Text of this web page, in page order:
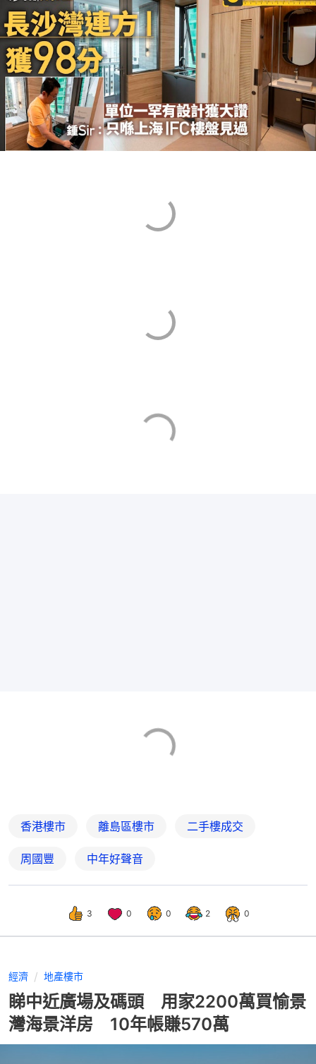
香港樓市 離島區樓市 二手樓成交
周國豐 中年好聲音
3 0 0 2 0
經濟 地產樓市
睇中近廣場及碼頭 用家2200萬買愉景
灣海景洋房 10年帳賺570萬